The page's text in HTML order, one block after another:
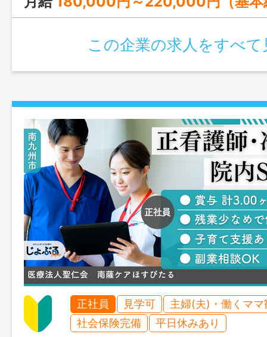
この企業の求人をすべて
正社員 見学可
主婦(夫)・働くママ
社会保険完備
平日休みあり